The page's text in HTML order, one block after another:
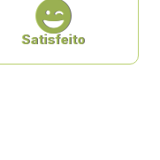
Satisfeito